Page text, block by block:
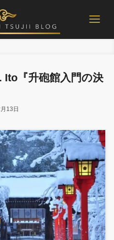
Ito『升砲館入門の決
13日